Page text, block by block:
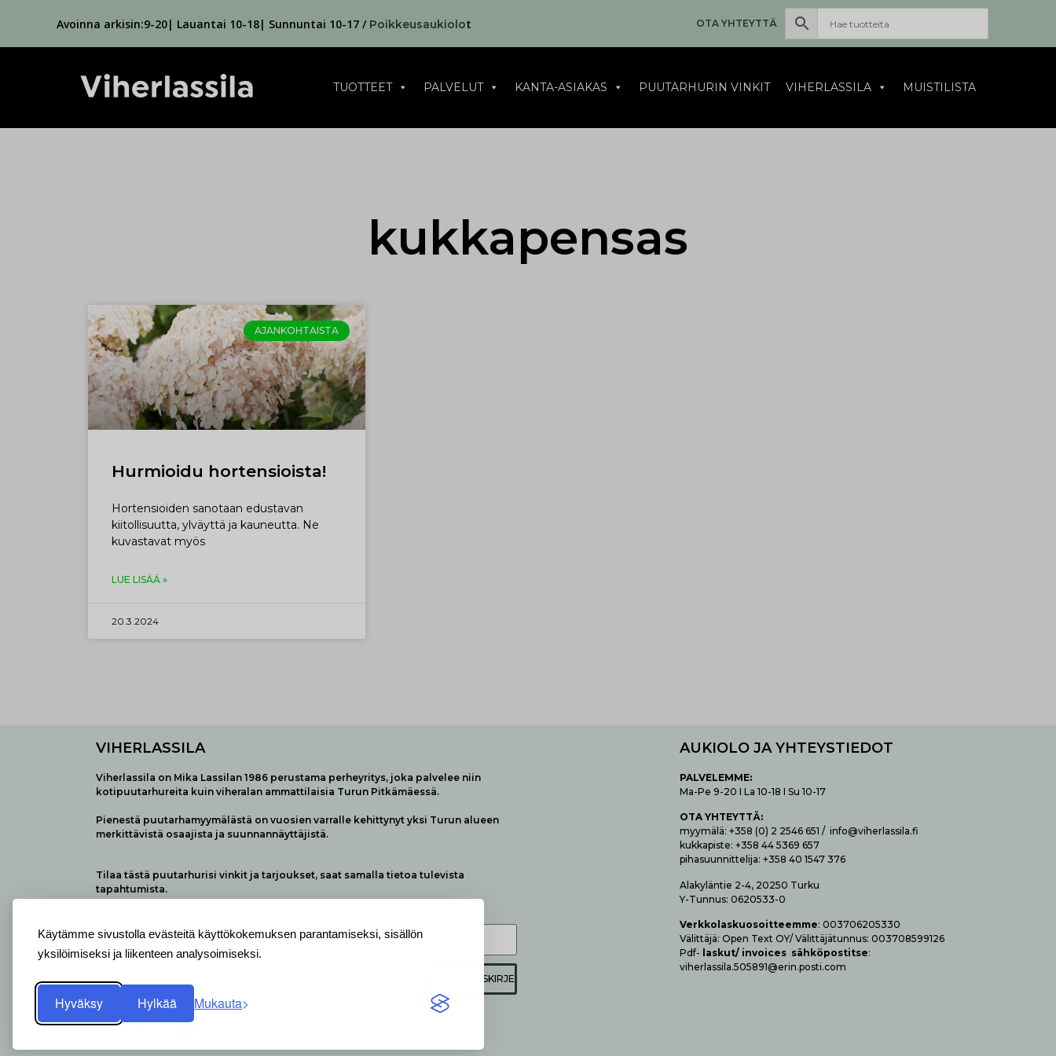
Käytämme sivustolla evästeitä käyttökokemuksen parantamiseksi, sisällön
yksilöimiseksi ja liikenteen analysoimiseksi.
Hyväksy Hylkää Mukauta
Avoinna arkisin:9-20| Lauantai 10-18| Sunnuntai 10-17 / Poikkeusaukiolot OTA YHTEYTTÄ
TUOTTEET PALVELUT KANTA-ASIAKAS PUUTARHURIN VINKIT VIHERLASSILA MUISTILISTA
kukkapensas
AJANKOHTAISTA
Hurmioidu hortensioista!
Hortensioiden sanotaan edustavan
kiitollisuutta, ylväyttä ja kauneutta. Ne
kuvastavat myös
LUE LISÄÄ »
20.3.2024
VIHERLASSILA
Viherlassila on Mika Lassilan 1986 perustama perheyritys, joka palvelee niin
kotipuutarhureita kuin viheralan ammattilaisia Turun Pitkämäessä.
Pienestä puutarhamyymälästä on vuosien varralle kehittynyt yksi Turun alueen
merkittävistä osaajista ja suunnannäyttäjistä.
Tilaa tästä puutarhurisi vinkit ja tarjoukset, saat samalla tietoa tulevista
tapahtumista.
TILAA UUTISKIRJE
AUKIOLO JA YHTEYSTIEDOT
PALVELEMME:
Ma-Pe 9-20 I La 10-18 I Su 10-17
OTA YHTEYTTÄ:
myymälä: +358 (0) 2 2546 651 / info@viherlassila.fi
kukkapiste: +358 44 5369 657
pihasuunnittelija: +358 40 1547 376
Alakyläntie 2-4, 20250 Turku
Y-Tunnus: 0620533-0
Verk­ko­las­kuo­soit­teem­me: 003706205330
Vä­lit­tä­jä: Open Text OY/ Vä­lit­tä­jä­tun­nus: 003708599126
Pdf- las­kut/ invoices säh­kö­pos­tit­se:
viherlassila.505891@erin.posti.com